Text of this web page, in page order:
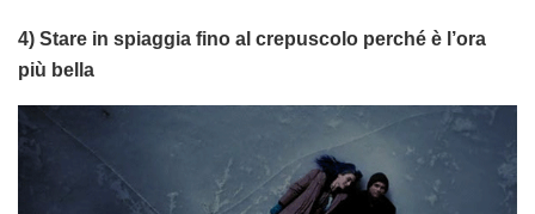
4) Stare in spiaggia fino al crepuscolo perché è l’ora
più bella